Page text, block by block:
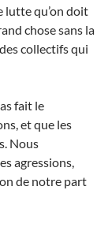
lutte qu’on doit
chose sans la
collectifs qui
fait le
et que les
Nous
agressions,
de notre part